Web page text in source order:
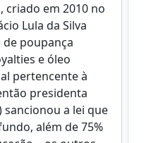
criado em 2010 no
Lula da Silva
de poupança
e óleo
pertencente à
presidenta
sancionou a lei que
além de 75%